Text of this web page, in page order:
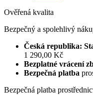
Ověřená kvalita
Bezpečný a spolehlivý
Česká republika:
1 290,00 Kč
Bezplatné vrácení
Bezpečná platba
Bezpečná platba